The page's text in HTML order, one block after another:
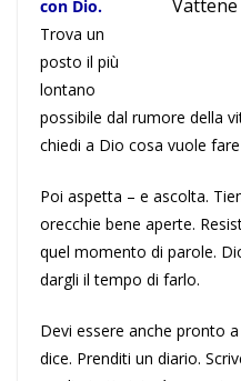
con Dio.
Trova un
posto il più
lontano
possibile dal rumore della
chiedi a Dio cosa vuole
Poi aspetta – e ascolta.
orecchie bene aperte.
quel momento di parole.
dargli il tempo di farlo.
Devi essere anche pronto
dice. Prenditi un diario.